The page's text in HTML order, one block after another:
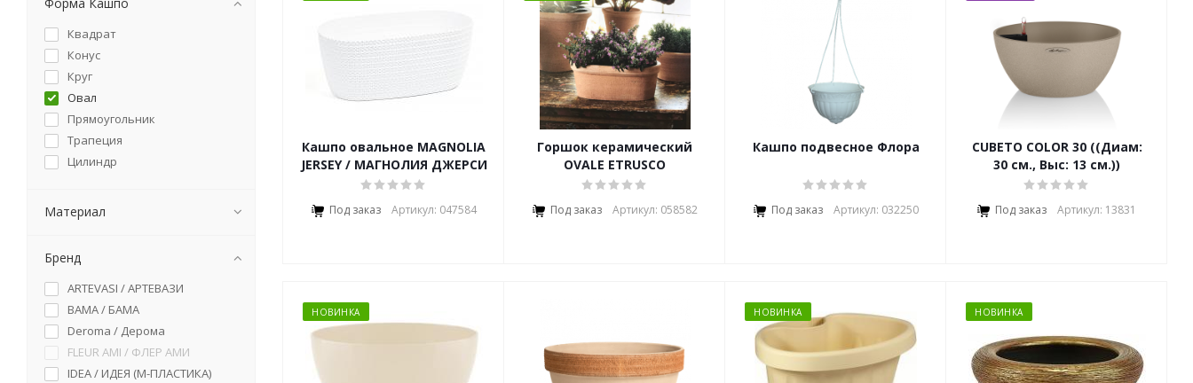
Кашпо овальное MAGNOLIA
JERSEY / МАГНОЛИЯ ДЖЕРСИ
Под заказ Артикул: 047584
Горшок керамический
OVALE ETRUSCO
Под заказ Артикул: 058582
Кашпо подвесное Флора
Под заказ Артикул: 032250
CUBETO COLOR 30 ((Диам:
30 см., Выс: 13 см.))
Под заказ Артикул: 13831
НОВИНКА НОВИНКА НОВИНКА
Квадрат
Конус
Круг
Овал
Прямоугольник
Трапеция
Цилиндр
Материал
Бренд
ARTEVASI / АРТЕВАЗИ
BAMA / БАМА
Deroma / Дерома
FLEUR AMI / ФЛЕР АМИ
IDEA / ИДЕЯ (М-ПЛАСТИКА)